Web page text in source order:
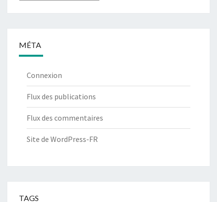
MÉTA
Connexion
Flux des publications
Flux des commentaires
Site de WordPress-FR
TAGS